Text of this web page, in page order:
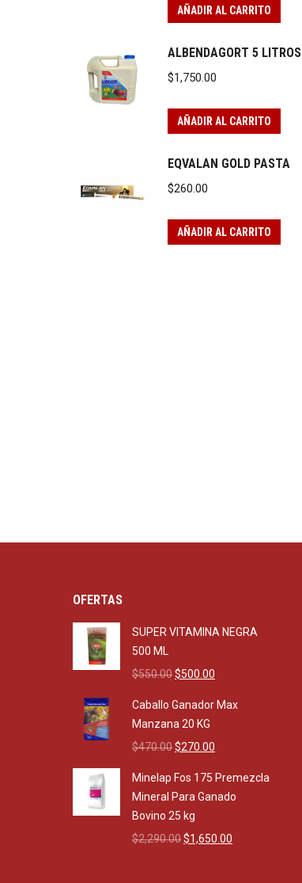
AÑADIR AL CARRITO
ALBENDAGORT 5 LITROS
$1,750.00
AÑADIR AL CARRITO
EQVALAN GOLD PASTA
$260.00
AÑADIR AL CARRITO
OFERTAS
SUPER VITAMINA NEGRA
500 ML
$550.00Original
was:
$550.00.
$500.00
is:
Caballo Ganador Max
Manzana 20 KG
$470.00Original
was:
$470.00.
$270.00
is:
$270.00.
Minelap Fos 175 Premezcla
Mineral Para Ganado
Bovino 25 kg
$2,290.00Original
$1,650.00